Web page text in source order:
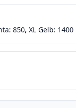
850, XL Gelb: 1400